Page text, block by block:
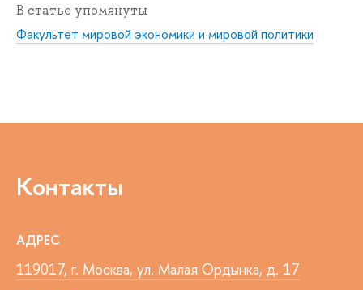
В статье упомянуты
Факультет мировой экономики и мировой политики
Контакты
АДРЕС
119017, г. Москва, ул. Малая Ордынка, д. 17